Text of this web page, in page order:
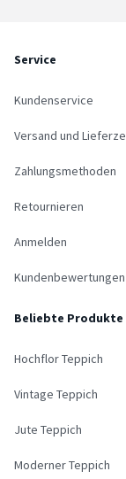
Service
Kundenservice
Versand und
Zahlungsmethoden
Retournieren
Anmelden
Kundenbewertungen
Beliebte Produkte
Hochflor Teppich
Vintage Teppich
Jute Teppich
Moderner Teppich